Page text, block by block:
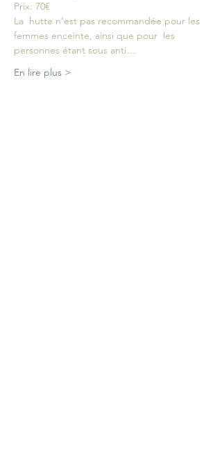
Prix: 70€
La  hutte n’est pas recommandée pour les
femmes enceinte, ainsi que pour  les
personnes étant sous anti…
En lire plus >